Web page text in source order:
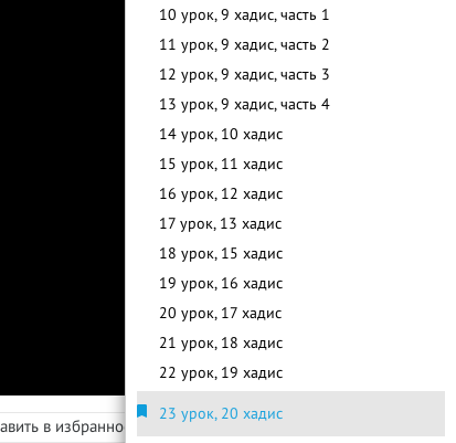
в избранное Режим просмотра
10 урок, 9 хадис, часть 1
11 урок, 9 хадис, часть 2
12 урок, 9 хадис, часть 3
13 урок, 9 хадис, часть 4
14 урок, 10 хадис
15 урок, 11 хадис
16 урок, 12 хадис
17 урок, 13 хадис
18 урок, 15 хадис
19 урок, 16 хадис
20 урок, 17 хадис
21 урок, 18 хадис
22 урок, 19 хадис
23 урок, 20 хадис